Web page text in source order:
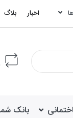
اخبار بلاگ
بانک